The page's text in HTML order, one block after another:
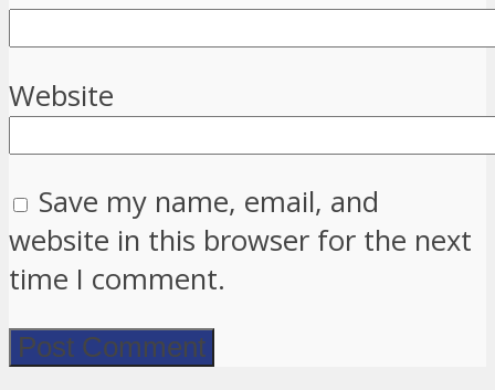
Website
Save my name, email, and
website in this browser for the next
time I comment.